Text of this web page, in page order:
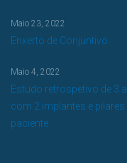
Enxerto de Conjuntivo
Maio 23, 2022
Estudo retrospetivo de 3
com 2 implantes e
paciente
Maio 4, 2022